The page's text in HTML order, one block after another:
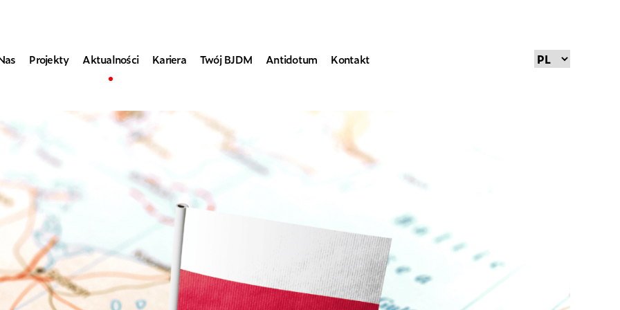
Projekty Aktualności Kariera Twój BJDM Antidotum Kontakt